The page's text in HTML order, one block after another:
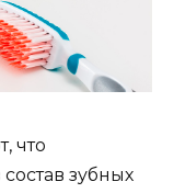
что
зубных